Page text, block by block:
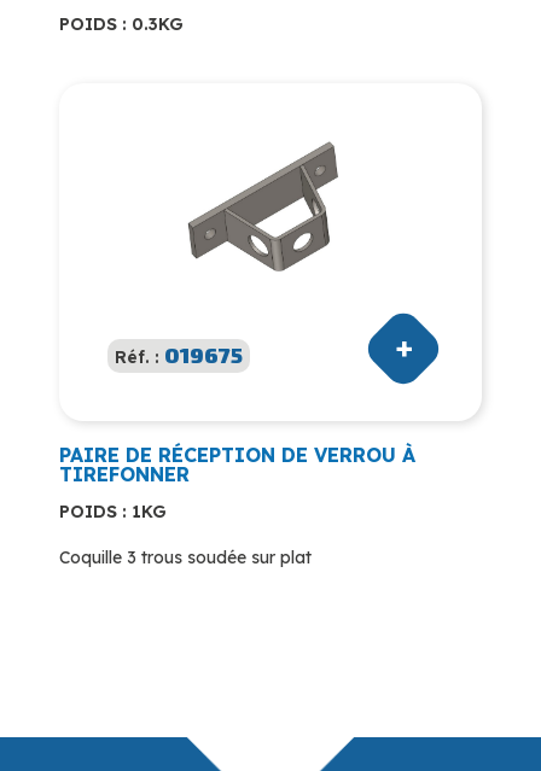
POIDS : 0.3KG
Réf. : 019675
PAIRE DE RÉCEPTION DE VERROU À
TIREFONNER
POIDS : 1KG
Coquille 3 trous soudée sur plat